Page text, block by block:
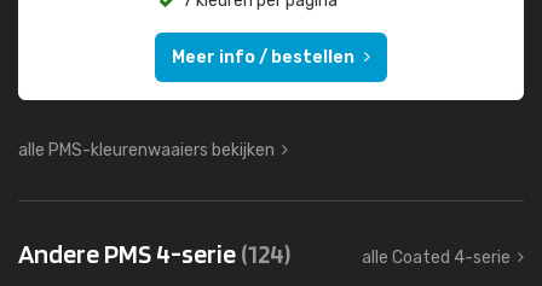
Meer info / bestellen
alle PMS-kleurenwaaiers bekijken
Andere PMS 4-serie(124) alle Coated 4-serie